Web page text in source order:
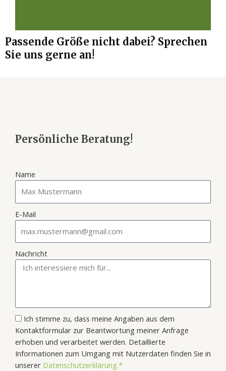
Passende Größe nicht dabei? Sprechen
Sie uns gerne an!
Persönliche Beratung!
Name
E-Mail
Nachricht
Ich stimme zu, dass meine Angaben aus dem
Kontaktformular zur Beantwortung meiner Anfrage
erhoben und verarbeitet werden. Detaillierte
Informationen zum Umgang mit Nutzerdaten finden Sie in
unserer Datenschutzerklärung.*